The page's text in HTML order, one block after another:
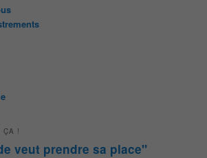
ÇA !
veut prendre sa place"